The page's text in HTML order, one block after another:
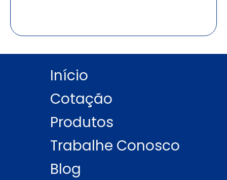
Início
Cotação
Produtos
Trabalhe Conosco
Blog